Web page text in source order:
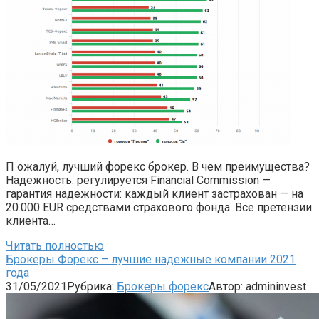
П ожалуй, лучший форекс брокер. В чем преимущества?
Надежность: регулируется Financial Commission —
гарантия надежности: каждый клиент застрахован — на
20.000 EUR средствами страхового фонда. Все претензии
клиента…
Читать полностью
Брокеры Форекс – лучшие надежные компании 2021
года
31/05/2021Рубрика: Брокеры форексАвтор: admininvest